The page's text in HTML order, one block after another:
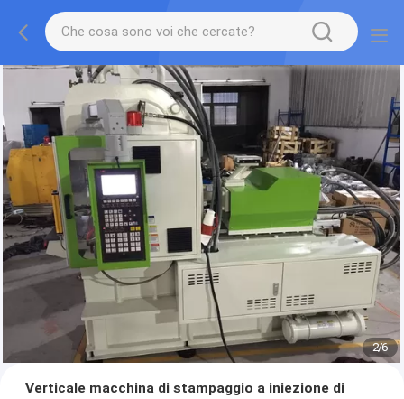
2/6
Verticale macchina di stampaggio a iniezione di